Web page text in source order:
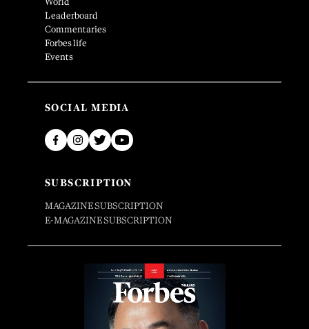
Leaderboard
Commentaries
Forbes life
Events
SOCIAL MEDIA
SUBSCRIPTION
MAGAZINE SUBSCRIPTION
E-MAGAZINE SUBSCRIPTION